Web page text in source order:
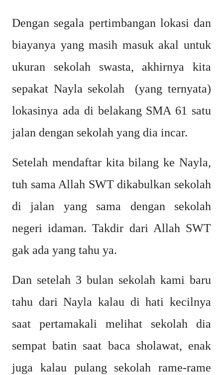
Dengan segala pertimbangan lokasi dan
biayanya yang masih masuk akal untuk
ukuran sekolah swasta, akhirnya kita
sepakat Nayla sekolah (yang ternyata)
lokasinya ada di belakang SMA 61 satu
jalan dengan sekolah yang dia incar.
Setelah mendaftar kita bilang ke Nayla,
tuh sama Allah SWT dikabulkan sekolah
di jalan yang sama dengan sekolah
negeri idaman. Takdir dari Allah SWT
gak ada yang tahu ya.
Dan setelah 3 bulan sekolah kami baru
tahu dari Nayla kalau di hati kecilnya
saat pertamakali melihat sekolah dia
sempat batin saat baca sholawat, enak
juga kalau pulang sekolah rame-rame